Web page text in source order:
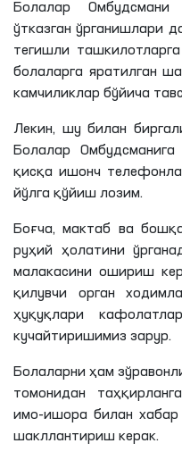
Болалар
ўтказган ўрганишлари
тегишли
болаларга яратилган
камчиликлар бўйича
Лекин, шу билан
Болалар
қисқа ишонч
йўлга қўйиш лозим.
Боғча, мактаб ва
руҳий ҳолатини
малакасини ошириш
қилувчи орган
ҳуқуқлари
кучайтиришимиз зарур.
Болаларни ҳам
томонидан
имо-ишора билан хабар
шакллантириш керак.